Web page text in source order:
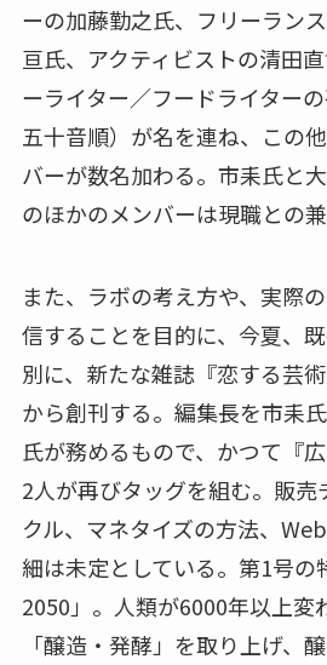
ーの加藤勤之氏、フリーラン
亘氏、アクティビストの清田
ーライター／フードライター
五十音順）が名を連ね、この
バーが数名加わる。市耒氏と
のほかのメンバーは現職との兼
また、ラボの考え方や、実際
信することを目的に、今夏、
別に、新たな雑誌『恋する芸
から創刊する。編集長を市耒
氏が務めるもので、かつて『
2人が再びタッグを組む。販売
クル、マネタイズの方法、
細は未定としている。第1号
2050」。人類が6000年以上変
「醸造・発酵」を取り上げ、